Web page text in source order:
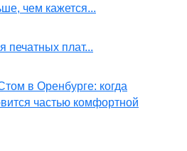
чем кажется...
печатных плат...
в Оренбурге: когда
частью комфортной